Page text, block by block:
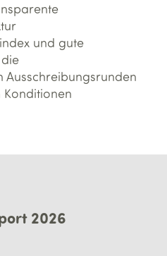
und gute
Ausschreibungsrunden
Konditionen
2026